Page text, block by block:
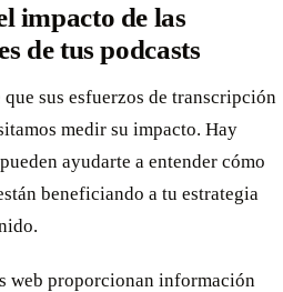
impacto de las
de tus podcasts
que sus esfuerzos de transcripción
medir su impacto. Hay
ayudarte a entender cómo
beneficiando a tu estrategia
web proporcionan información